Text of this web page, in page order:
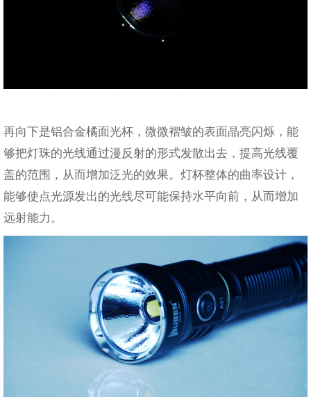
再向下是铝合金橘面光杯，微微褶皱的表面晶亮闪烁，能
够把灯珠的光线通过漫反射的形式发散出去，提高光线覆
盖的范围，从而增加泛光的效果。灯杯整体的曲率设计，
能够使点光源发出的光线尽可能保持水平向前，从而增加
远射能力。